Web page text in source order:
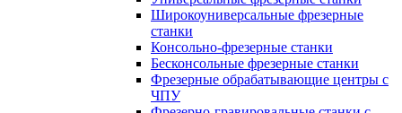
Широкоуниверсальные фрезерные
станки
Консольно-фрезерные станки
Бесконсольные фрезерные станки
Фрезерные обрабатывающие центры с
ЧПУ